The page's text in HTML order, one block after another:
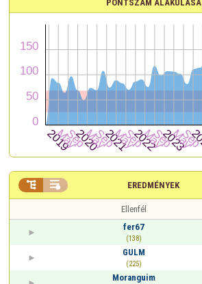
PONTSZÁM ALAKULÁSA
EREDMÉNYEK
 
Ellenfél
fer67
(138)
GULM
(225)
Moranguim